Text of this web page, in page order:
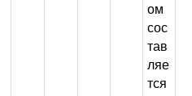
ом
сос
тав
ляе
тся